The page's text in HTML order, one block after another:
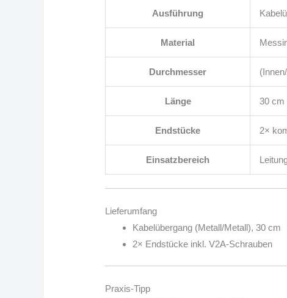
Ausführung
Material
Durchmesser
Länge 30 cm
Endstücke 2×
Einsatzbereich
Lieferumfang
Kabelübergang (Metall/Metall), 30 cm
2× Endstücke inkl. V2A-Schrauben
Praxis-Tipp